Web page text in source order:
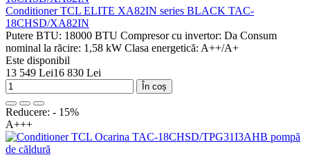
Conditioner TCL ELITE XA82IN series BLACK TAC-
18CHSD/XA82IN
Putere BTU: 18000 BTU Compresor cu invertor: Da Consum
nominal la răcire: 1,58 kW Clasa energetică: A++/A+
Este disponibil
13 549 Lei16 830 Lei
În coș
Reducere: - 15%
A+++